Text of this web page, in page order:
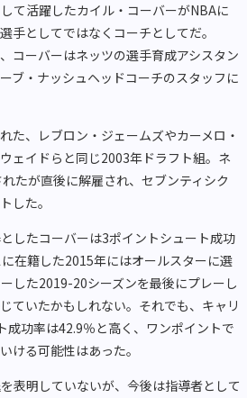
て活躍したカイル・コーバーがNBAに
手としてではなくコーチとしてだ。
コーバーはネッツの選手育成アシスタン
ブ・ナッシュヘッドコーチのスタッフに
た、レブロン・ジェームズやカーメロ・
ェイドらと同じ2003年ドラフト組。ネ
たが直後に解雇され、セブンティシク
した。
したコーバーは3ポイントシュート成功
在籍した2015年にはオールスターに選
した2019-20シーズンを最後にプレーし
ていたかもしれない。それでも、キャリ
成功率は42.9％と高く、ワンポイントで
ける可能性はあった。
表明していないが、今後は指導者として